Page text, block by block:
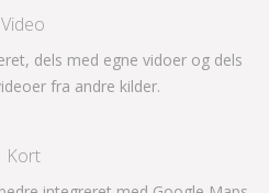
Video
dels med egne vidoer og dels
fra andre kilder.
Kort